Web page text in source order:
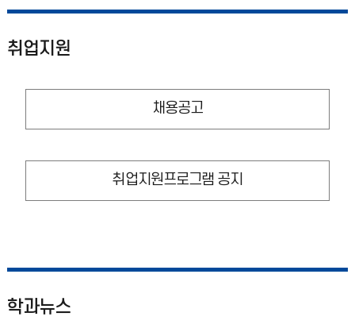
취업지원
채용공고
취업지원프로그램 공지
학과뉴스